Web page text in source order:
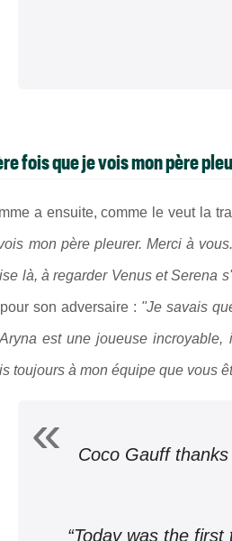
fois que je vois mon père
a ensuite, comme le veut la
mon père pleurer. Merci à
là, à regarder Venus et Serena
son adversaire : "Je savais
est une joueuse
toujours à mon équipe que vous
Coco Gauff
“Today was the first